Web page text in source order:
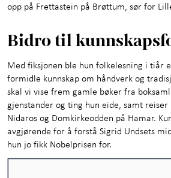
opp på Frettastein på Brøttum, sør for
Bidro til
Med fiksjonen ble hun folkelesning i tiår
formidle kunnskap om håndverk og
skal vi vise frem gamle bøker fra
gjenstander og ting hun eide, samt reiser
Nidaros og Domkirkeodden på Hamar.
avgjørende for å forstå Sigrid Undsets
hun jo fikk Nobelprisen for.